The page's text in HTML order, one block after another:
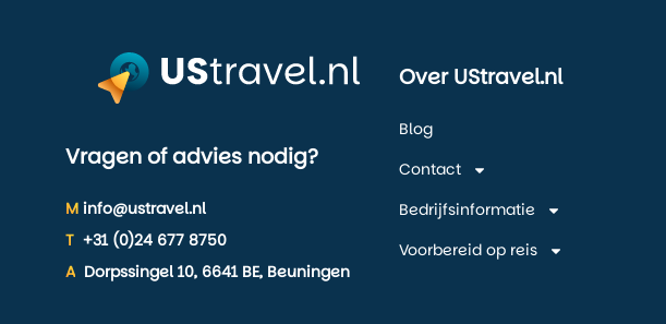
Vragen of advies nodig?
M info@ustravel.nl
T +31 (0)24 677 8750
A Dorpssingel 10, 6641 BE, Beuningen
Over UStravel.nl
Blog
Contact
Bedrijfsinformatie
Voorbereid op reis